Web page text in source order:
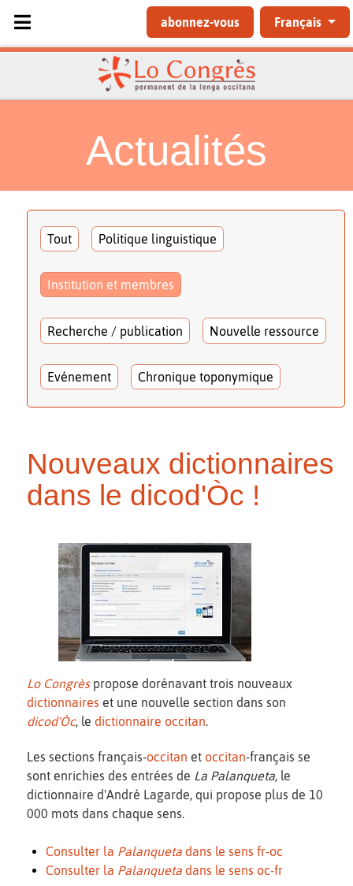
Sélectionnez votre langue
abonnez-vous Français
Actualités
Tout Politique linguistique
Institution et membres
Recherche / publication Nouvelle ressource
Evénement Chronique toponymique
Nouveaux dictionnaires
dans le dicod'Òc !
Lo Congrèspropose dorénavant trois nouveaux
dictionnaires et une nouvelle section dans son
dicod'Òc, le dictionnaire occitan.
Les sections français-occitan et occitan-français se
sont enrichies des entrées de La Palanqueta, le
dictionnaire d'André Lagarde, qui propose plus de 10
000 mots dans chaque sens.
Consulter la Palanqueta dans le sens fr-oc
Consulter la Palanqueta dans le sens oc-fr